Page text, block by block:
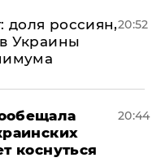
доля россиян,
Украины
20:52
коснуться
20:44